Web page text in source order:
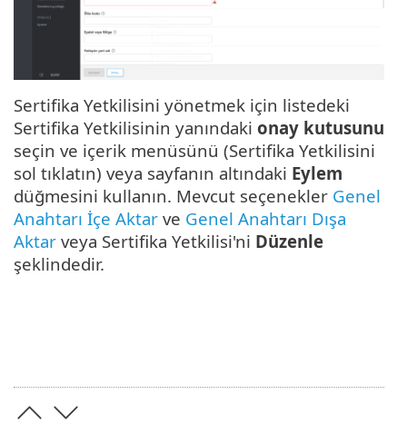
Sertifika Yetkilisini yönetmek için listedeki
Sertifika Yetkilisinin yanındaki onay kutusunu
seçin ve içerik menüsünü (Sertifika Yetkilisini
sol tıklatın) veya sayfanın altındaki Eylem
düğmesini kullanın. Mevcut seçenekler Genel
Anahtarı İçe Aktar ve Genel Anahtarı Dışa
Aktar veya Sertifika Yetkilisi'ni Düzenle
şeklindedir.